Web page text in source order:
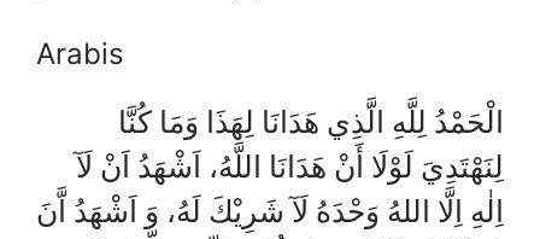
Arabis
الْحَمْدُ لِلَّهِ الَّذِي هَدَانَا لِهَذَا وَمَا كُنَّا
لِنَهْتَدِيَ لَوْلَا أَنْ هَدَانَا اللَّهُ، اَشْهَدُ اَنْ لَآ
اِلٰهِ اِلَّا اللهُ وَحْدَهُ لَآ شَرِيْكَ لَهُ، وَ اَشْهَدُ اَّنَ